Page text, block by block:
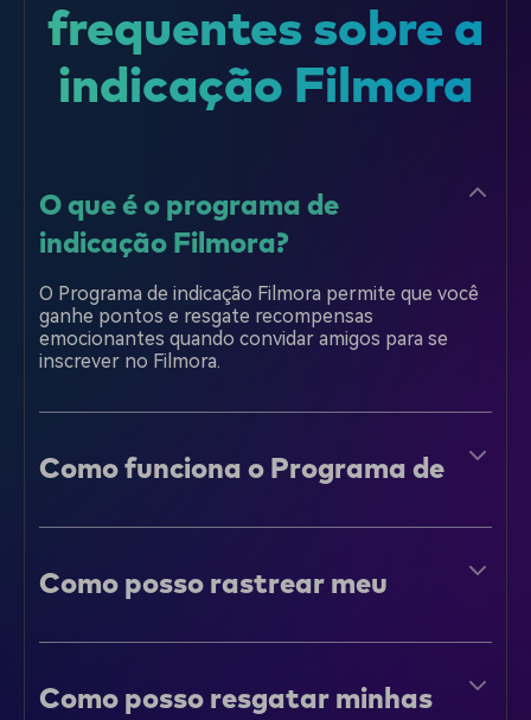
frequentes sobre a
indicação Filmora
O que é o programa de
indicação Filmora?
O Programa de indicação Filmora permite que você
ganhe pontos e resgate recompensas
emocionantes quando convidar amigos para se
inscrever no Filmora.
Como funciona o Programa de
com amigos.
Quando seus amigos se inscrevam em uma conta
pontos.
Central de recompensas de Filmora, como Créditos
de IA, acesso gratuito a Filmora, acesso gratuito a
Como posso rastrear meu
sobre o status de suas indicações. Você também
Como posso resgatar minhas